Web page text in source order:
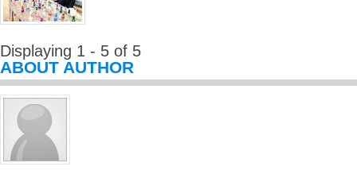
Displaying 1 - 5 of 5
ABOUT AUTHOR